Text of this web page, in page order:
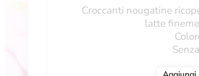
Croccanti nougatine
latte